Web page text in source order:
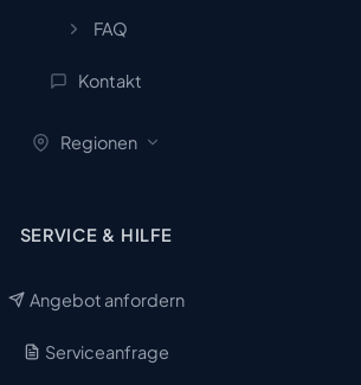
FAQ
Kontakt
Regionen
SERVICE & HILFE
Angebot anfordern
Serviceanfrage